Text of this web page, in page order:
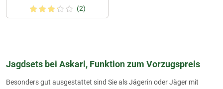
(2)
Jagdsets bei Askari, Funktion zum Vorzugspreis
Besonders gut ausgestattet sind Sie als Jägerin oder Jäger mit